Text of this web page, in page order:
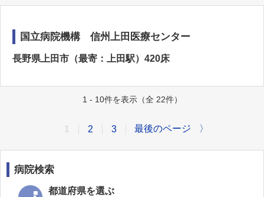
国立病院機構 信州上田医療センター
長野県上田市（最寄：上田駅）420床
1 - 10件を表示（全 22件）
2 3 最後のページ 〉
病院検索
都道府県を選ぶ